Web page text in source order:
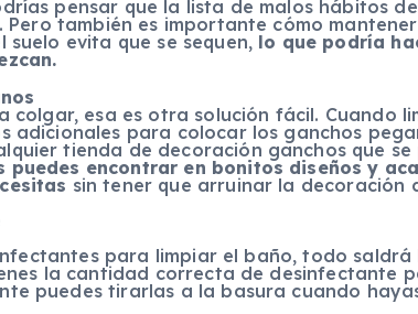
pensar que la lista de malos hábitos
Pero también es importante cómo
evita que se sequen, lo que podría
colgar, esa es otra solución fácil. Cuando
adicionales para colocar los ganchos
tienda de decoración ganchos que
puedes encontrar en bonitos diseños y
sin tener que arruinar la decoración
para limpiar el baño, todo saldrá
la cantidad correcta de desinfectante
puedes tirarlas a la basura cuando